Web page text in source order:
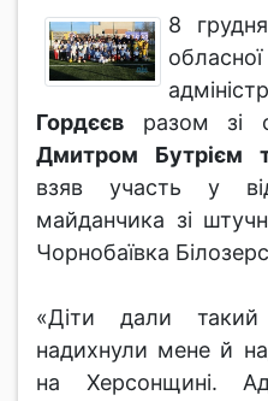
8
Гордєєв разом зі
Дмитром Бутрієм
взяв участь у
майданчика зі
Чорнобаївка
«Діти дали
надихнули мене й
на Херсонщині.